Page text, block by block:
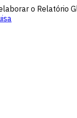
o Relatório